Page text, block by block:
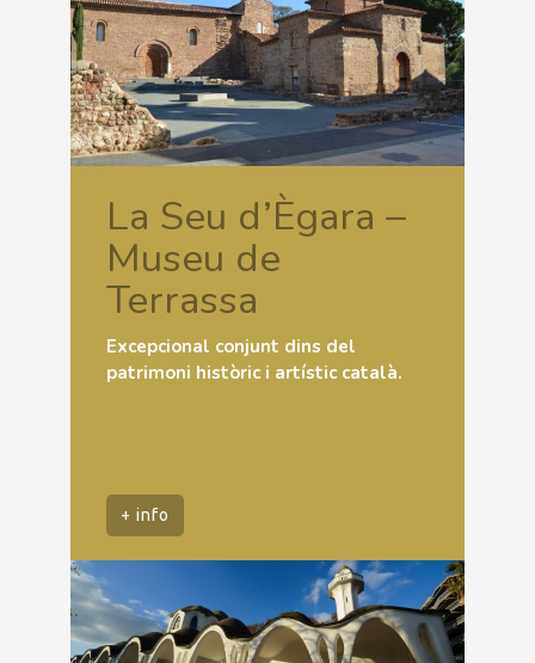
La Seu d’Ègara –
Museu de
Terrassa
Excepcional conjunt dins del
patrimoni històric i artístic català.
+ info